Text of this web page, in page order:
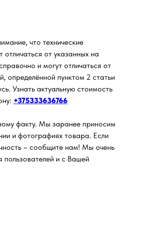
что технические
от указанных на
и могут отличаться от
определённой пунктом 2 статьи
Узнать актуальную стоимость
+375333636766
факту. Мы заранее приносим
и фотографиях товара. Если
– сообщите нам! Мы очень
и с Вашей